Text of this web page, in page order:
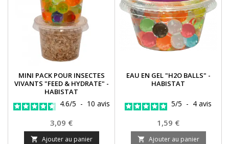
MINI PACK POUR INSECTES
VIVANTS "FEED & HYDRATE" -
HABISTAT
4.6/5 - 10 avis
Prix
3,09 €
 Ajouter au panier
EAU EN GEL "H2O BALLS" -
HABISTAT
5/5 - 4 avis
Prix
1,59 €
 Ajouter au panier